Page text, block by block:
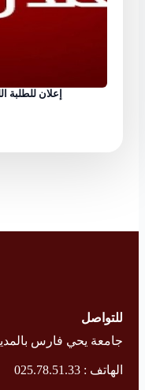
إعلان للطلبة
للتواصل
جامعة يحي فارس
الهاتف : 025.78.51.33